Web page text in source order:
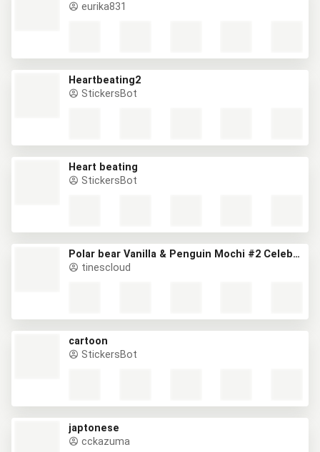
eurika831
Heartbeating2
StickersBot
Heart beating
StickersBot
Polar bear Vanilla & Penguin Mochi #2 Celebrations
tinescloud
cartoon
StickersBot
japtonese
cckazuma